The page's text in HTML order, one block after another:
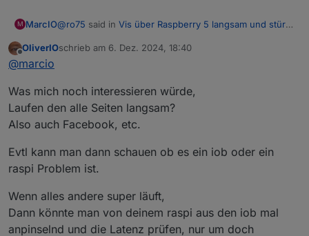
M MarcIO@ro75 said in Vis über Raspberry 5 langsam und stürzt
Bei mir läuft Chromium. Ich habe es auch mal mit
Ohne diesen Abschnitt hatte es leider auch nicht
also ich habe dein Befehl mal probiert und es läuft
irgendwie im Gesamten etwas langsamer als zuvor.
Manche Ansichten switchen in paar Sekunden aber
spätestens nach dem 3. Klick lädt es mehrere Minuten
Offline
OliverIOschrieb am 6. Dez. 2024, 18:40
zuletzt editiert von
@marcio
Was mich noch interessieren würde,
Laufen den alle Seiten langsam?
Also auch Facebook, etc.
Evtl kann man dann schauen ob es ein iob oder ein
raspi Problem ist.
Wenn alles andere super läuft,
Dann könnte man von deinem raspi aus den iob mal
anpinselnd und die Latenz prüfen, nur um doch